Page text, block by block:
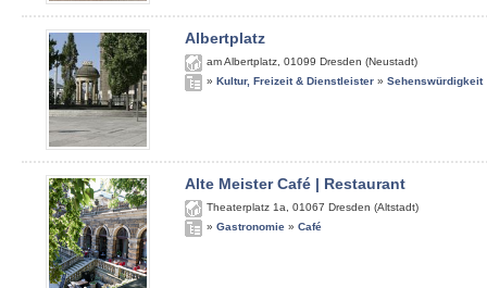
Albertplatz
am Albertplatz 01099 Dresden (Neustadt)
» Kultur, Freizeit & Dienstleister » Sehenswürdigkeit
Alte Meister Café | Restaurant
Theaterplatz 1a 01067 Dresden (Altstadt)
» Gastronomie » Café